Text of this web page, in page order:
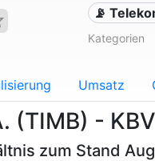
📡
Kategorien
Umsatz
(TIMB) -
zum Stand